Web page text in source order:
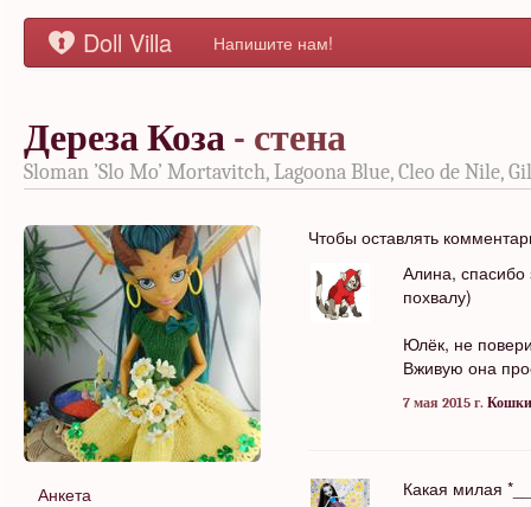
Doll Villa Напишите нам!
Дереза Коза - стена
Sloman ’Slo Mo’ Mortavitch, Lagoona Blue, Cleo de Nile,
Анкета
Чтобы оставлять
Алина, спасибо
похвалу)
Юлёк, не
Вживую она
7 мая 2015 г.
Какая милая